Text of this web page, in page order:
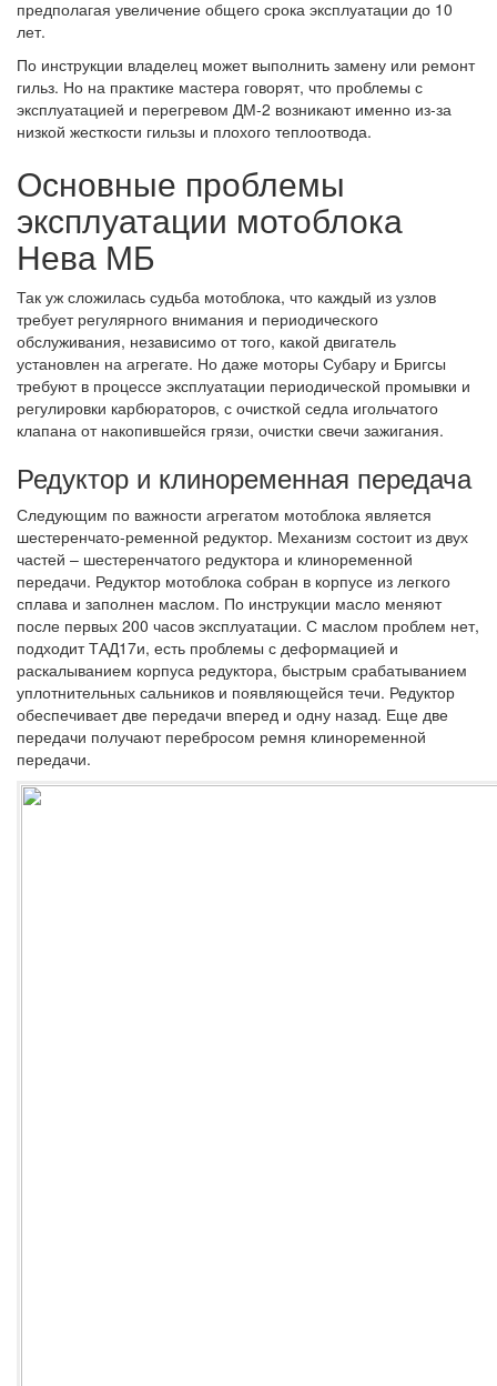
предполагая увеличение общего срока эксплуатации до 10
лет.
По инструкции владелец может выполнить замену или ремонт
гильз. Но на практике мастера говорят, что проблемы с
эксплуатацией и перегревом ДМ-2 возникают именно из-за
низкой жесткости гильзы и плохого теплоотвода.
Основные проблемы
эксплуатации мотоблока
Нева МБ
Так уж сложилась судьба мотоблока, что каждый из узлов
требует регулярного внимания и периодического
обслуживания, независимо от того, какой двигатель
установлен на агрегате. Но даже моторы Субару и Бригсы
требуют в процессе эксплуатации периодической промывки и
регулировки карбюраторов, с очисткой седла игольчатого
клапана от накопившейся грязи, очистки свечи зажигания.
Редуктор и клиноременная передача
Следующим по важности агрегатом мотоблока является
шестеренчато-ременной редуктор. Механизм состоит из двух
частей – шестеренчатого редуктора и клиноременной
передачи. Редуктор мотоблока собран в корпусе из легкого
сплава и заполнен маслом. По инструкции масло меняют
после первых 200 часов эксплуатации. С маслом проблем нет,
подходит ТАД17и, есть проблемы с деформацией и
раскалыванием корпуса редуктора, быстрым срабатыванием
уплотнительных сальников и появляющейся течи. Редуктор
обеспечивает две передачи вперед и одну назад. Еще две
передачи получают перебросом ремня клиноременной
передачи.